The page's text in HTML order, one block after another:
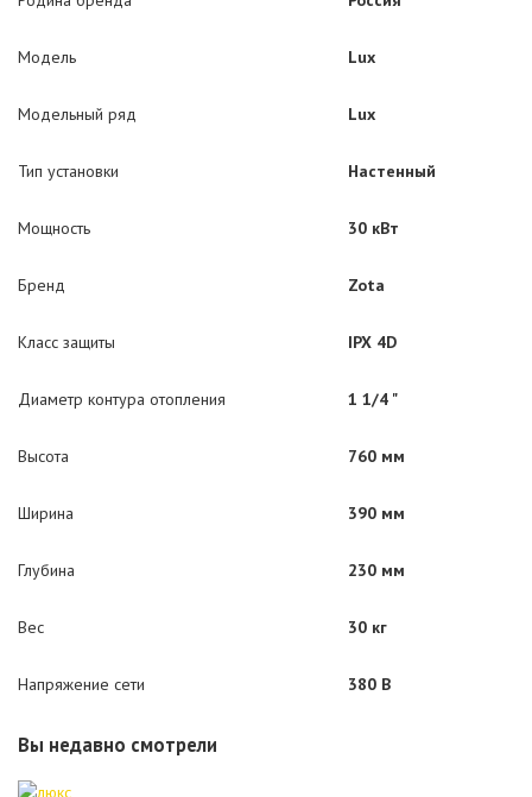
Модель Lux
Модельный ряд Lux
Тип установки Настенный
Мощность 30 кВт
Бренд Zota
Класс защиты IPX 4D
Диаметр контура отопления 1 1/4 "
Высота 760 мм
Ширина 390 мм
Глубина 230 мм
Вес 30 кг
Напряжение сети 380 В
Вы недавно смотрели